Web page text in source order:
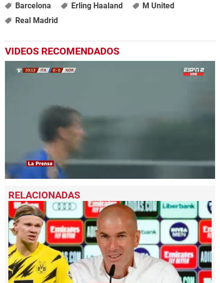
Barcelona Erling Haaland
M United
Real Madrid
VIDEOS RECOMENDADOS
seconds
of
minutes,
2
seconds